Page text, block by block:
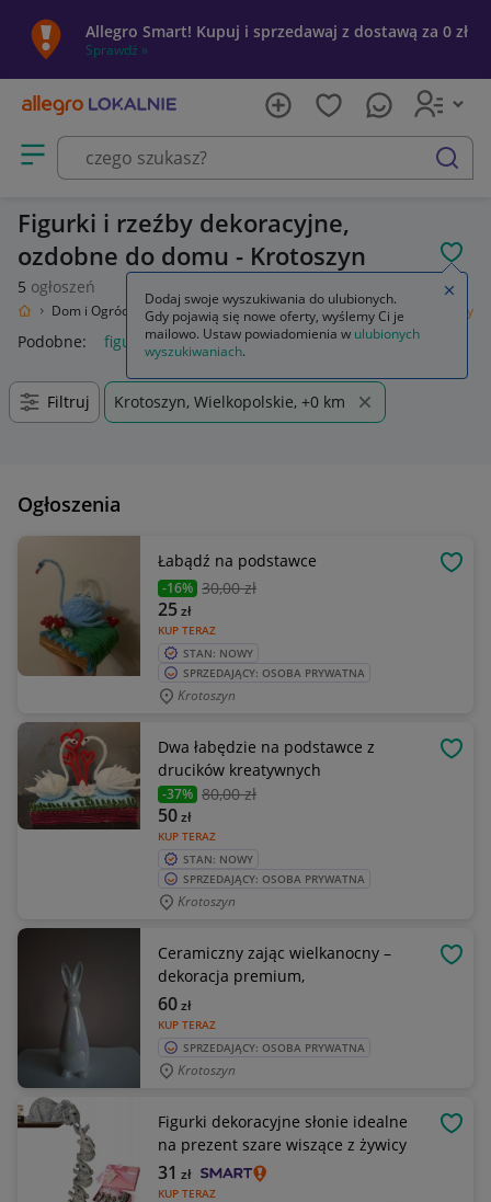
Allegro Smart! Kupuj i sprzedawaj z dostawą za 0 zł
Sprawdź »
Otwórz menu z kategoriami
szukaj
Figurki i rzeźby dekoracyjne,
ozdobne do domu - Krotoszyn
5 ogłoszeń
Dom i Ogród Wyposażenie Dekoracje i ozdoby Figurki i rzeźby
Podobne: figurki i rzeźby figurki i rzeźby do ogrodu
Filtruj Krotoszyn, Wielkopolskie, +0 km
Ogłoszenia
Łabądź na podstawce
-16% 30,00 zł
KUP TERAZ
25zł
STAN: NOWY
SPRZEDAJĄCY: OSOBA PRYWATNA
Krotoszyn
Dwa łabędzie na podstawce z
drucików kreatywnych
-37% 80,00 zł
KUP TERAZ
50zł
STAN: NOWY
SPRZEDAJĄCY: OSOBA PRYWATNA
Krotoszyn
Ceramiczny zając wielkanocny –
dekoracja premium,
KUP TERAZ
60zł
SPRZEDAJĄCY: OSOBA PRYWATNA
Krotoszyn
Figurki dekoracyjne słonie idealne
na prezent szare wiszące z żywicy
KUP TERAZ
31 zł
Dodaj swoje wyszukiwania do ulubionych.
Gdy pojawią się nowe oferty, wyślemy Ci je
mailowo. Ustaw powiadomienia w ulubionych
wyszukiwaniach.